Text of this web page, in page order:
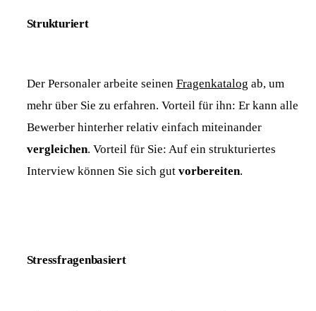
Strukturiert
Der Personaler arbeite seinen Fragenkatalog ab, um
mehr über Sie zu erfahren. Vorteil für ihn: Er kann alle
Bewerber hinterher relativ einfach miteinander
vergleichen. Vorteil für Sie: Auf ein strukturiertes
Interview können Sie sich gut vorbereiten.
Stressfragenbasiert